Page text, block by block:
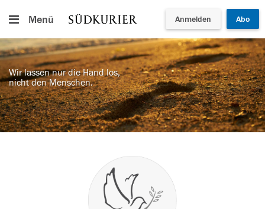
Menü Anmelden Abo
Wir lassen nur die Hand los,
nicht den Menschen.